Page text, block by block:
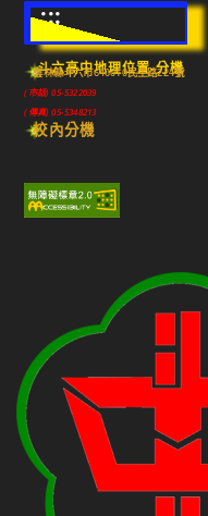
:::
斗六高中地理位置-分機
雲林縣斗六市640010民生路224號
(市話) 05-5322039
(傳真) 05-5348213
校內分機